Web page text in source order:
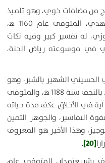
من مضافات خوي، وهو تلميذ
المقدس رفيع الدين الجيلاني المشهدي، المتوفى عام 1160 ه‍،
له تفسير كبير وفيه نكات
في موسوعته رياض الجنة،
الحسيني الشهير بالشبر، وهو
من مشاهير مفسري الشيعة، المولود بالنجف سنة 1188 ه‍، والمتوفى
آية في الأخلاق عكف مدة حياته
التفاسير، والجوهر الثمين
وهذا الأخير هو المعروف
[20]
.